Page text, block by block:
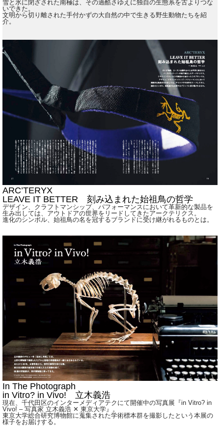
雪と氷に閉ざされた南極は、その過酷さゆえに独自の生態系を古よりつな
いできた。
文明から切り離された手付かずの大自然の中で生きる野生動物たちを紹
介。
ARC’TERYX
LEAVE IT BETTER 刻み込まれた始祖鳥の哲学
デザイン、クラフトマンシップ、パフォーマンスにおいて革新的な製品を
生み出しては、アウトドアの世界をリードしてきたアークテリクス。
進化のシンボル、始祖鳥の名を冠するブランドに受け継がれるものとは。
In The Photograph
in Vitro? in Vivo! 立木義浩
現在、千代田区のインターメディアテクにて開催中の写真展『in Vitro? in
Vivo! – 写真家 立木義浩 ✕ 東京大学』。
東京大学総合研究博物館に蒐集された学術標本群を撮影したという本展の
様子をお届けする。